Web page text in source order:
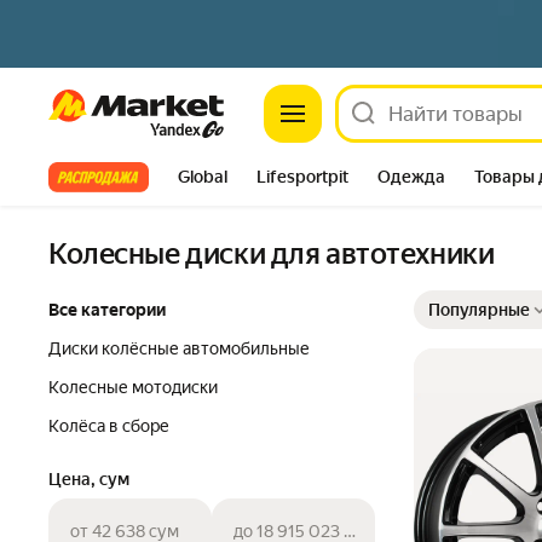
Market
Все хиты Global Lifesportpit Одежда Товары
Колесные диски для автотехники
Все категории
Диски колёсные автомобильные
Колесные мотодиски
Колёса в сборе
Цена, сум
от 42 638 сум до 18 915 023 сум
Популярные